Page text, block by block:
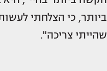
ביותר, כי הצלחתי
שהייתי צריכה".